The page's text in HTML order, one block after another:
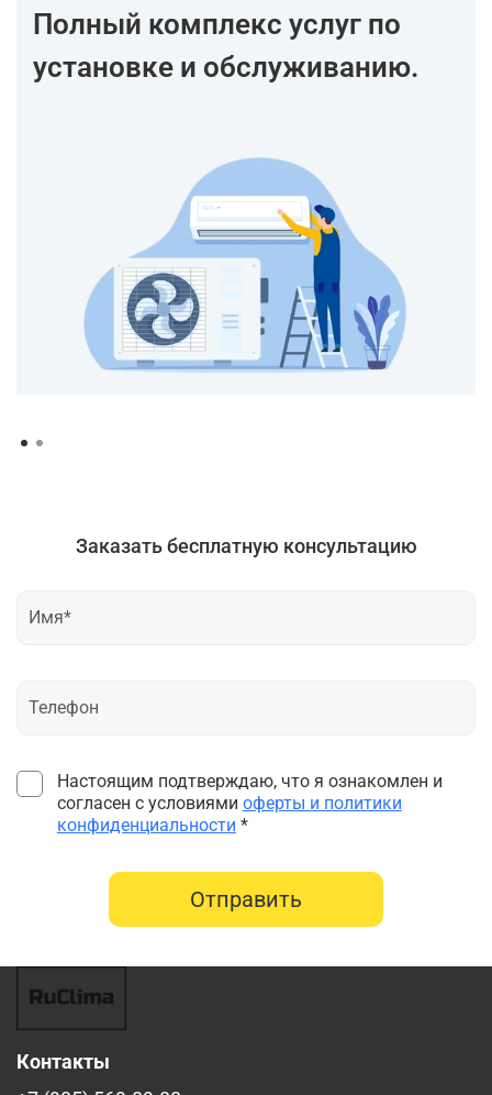
Полный комплекс услуг по
установке и обслуживанию.
Заказать бесплатную консультацию
Настоящим подтверждаю, что я ознакомлен и
согласен с условиями оферты и политики
конфиденциальности *
Отправить
Контакты